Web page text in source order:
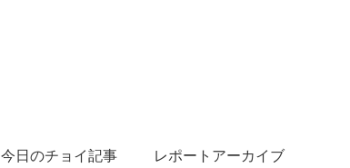
今日のチョイ記事 レポートアーカイブ